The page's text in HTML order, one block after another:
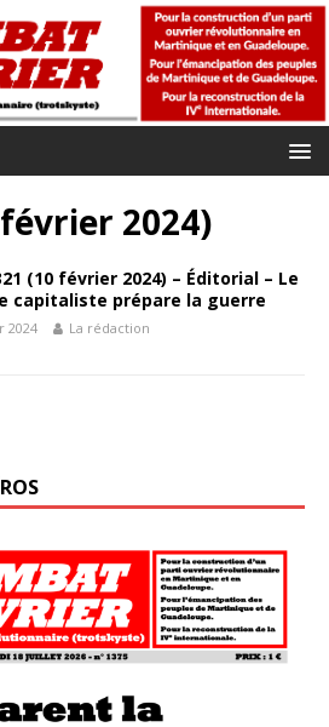
2024)
(10 février 2024) – Éditorial – Le
capitaliste prépare la guerre
2024 La rédaction